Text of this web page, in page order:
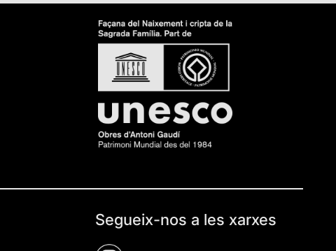
Segueix-nos a les xarxes